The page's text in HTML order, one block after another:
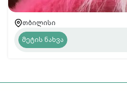
თბილისი
მეტის ნახვა